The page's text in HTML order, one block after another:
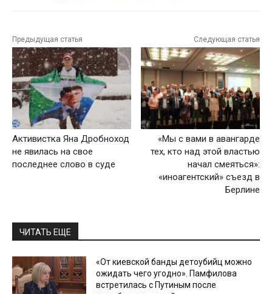
Предыдущая статья
Активистка Яна Дробноход
не явилась на свое
последнее слово в суде
Следующая статья
«Мы с вами в авангарде
тех, кто над этой властью
начал смеяться»:
«иноагентский» съезд в
Берлине
ЧИТАТЬ ЕЩЕ
«От киевской банды детоубийц можно
ожидать чего угодно». Памфилова
встретилась с Путиным после